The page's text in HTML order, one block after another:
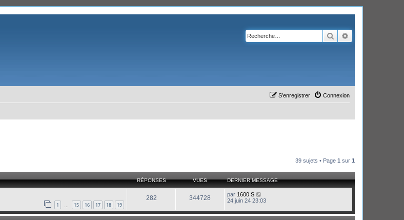
Rechercher
Connexion
S’enregistrer
39 sujets • Page 1 sur 1
RÉPONSES VUES DERNIER MESSAGE
1 15 16 17 18 19
282 344728 par 1600 S
24 juin 24 23:03